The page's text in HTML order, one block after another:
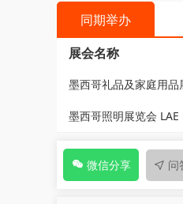
同期举办
展会名称
墨西哥礼品及家庭用品
墨西哥照明展览会 LAE
微信分享 问